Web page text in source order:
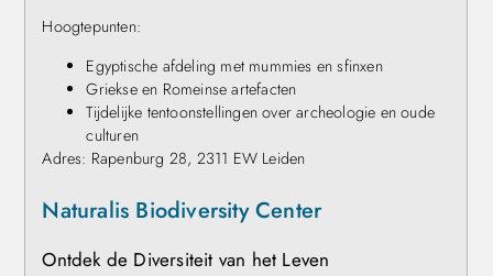
Hoogtepunten:
Egyptische afdeling met mummies en sfinxen
Griekse en Romeinse artefacten
Tijdelijke tentoonstellingen over archeologie en oude
culturen
Adres: Rapenburg 28, 2311 EW Leiden
Naturalis Biodiversity Center
Ontdek de Diversiteit van het Leven